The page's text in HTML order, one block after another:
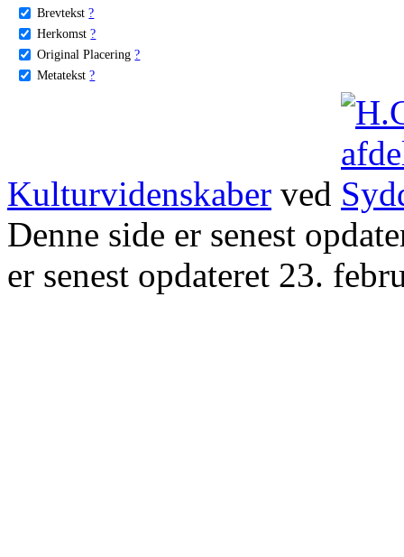
Brevtekst ?
Herkomst ?
Original Placering ?
Metatekst ?
Kulturvidenskaber ved
Denne side er senest
er senest opdateret 23.